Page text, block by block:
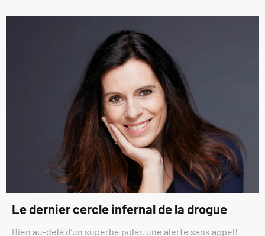
Le dernier cercle infernal de la drogue
Bien au-delà d’un superbe polar, une alerte sans appel!